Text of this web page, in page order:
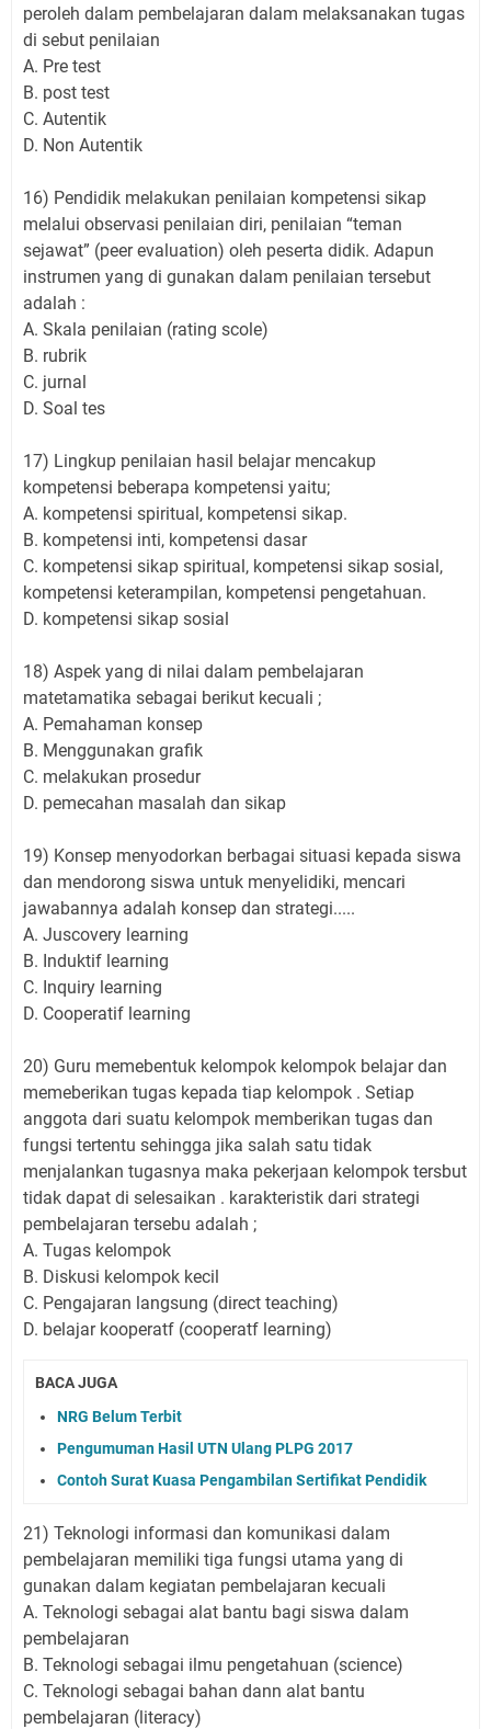
peroleh dalam pembelajaran dalam melaksanakan tugas
di sebut penilaian
A. Pre test
B. post test
C. Autentik
D. Non Autentik
16) Pendidik melakukan penilaian kompetensi sikap
melalui observasi penilaian diri, penilaian “teman
sejawat” (peer evaluation) oleh peserta didik. Adapun
instrumen yang di gunakan dalam penilaian tersebut
adalah :
A. Skala penilaian (rating scole)
B. rubrik
C. jurnal
D. Soal tes
17) Lingkup penilaian hasil belajar mencakup
kompetensi beberapa kompetensi yaitu;
A. kompetensi spiritual, kompetensi sikap.
B. kompetensi inti, kompetensi dasar
C. kompetensi sikap spiritual, kompetensi sikap sosial,
kompetensi keterampilan, kompetensi pengetahuan.
D. kompetensi sikap sosial
18) Aspek yang di nilai dalam pembelajaran
matetamatika sebagai berikut kecuali ;
A. Pemahaman konsep
B. Menggunakan grafik
C. melakukan prosedur
D. pemecahan masalah dan sikap
19) Konsep menyodorkan berbagai situasi kepada siswa
dan mendorong siswa untuk menyelidiki, mencari
jawabannya adalah konsep dan strategi.....
A. Juscovery learning
B. Induktif learning
C. Inquiry learning
D. Cooperatif learning
20) Guru memebentuk kelompok kelompok belajar dan
memeberikan tugas kepada tiap kelompok . Setiap
anggota dari suatu kelompok memberikan tugas dan
fungsi tertentu sehingga jika salah satu tidak
menjalankan tugasnya maka pekerjaan kelompok tersbut
tidak dapat di selesaikan . karakteristik dari strategi
pembelajaran tersebu adalah ;
A. Tugas kelompok
B. Diskusi kelompok kecil
C. Pengajaran langsung (direct teaching)
D. belajar kooperatf (cooperatf learning)
BACA JUGA
NRG Belum Terbit
Pengumuman Hasil UTN Ulang PLPG 2017
Contoh Surat Kuasa Pengambilan Sertifikat Pendidik
21) Teknologi informasi dan komunikasi dalam
pembelajaran memiliki tiga fungsi utama yang di
gunakan dalam kegiatan pembelajaran kecuali
A. Teknologi sebagai alat bantu bagi siswa dalam
pembelajaran
B. Teknologi sebagai ilmu pengetahuan (science)
C. Teknologi sebagai bahan dann alat bantu
pembelajaran (literacy)